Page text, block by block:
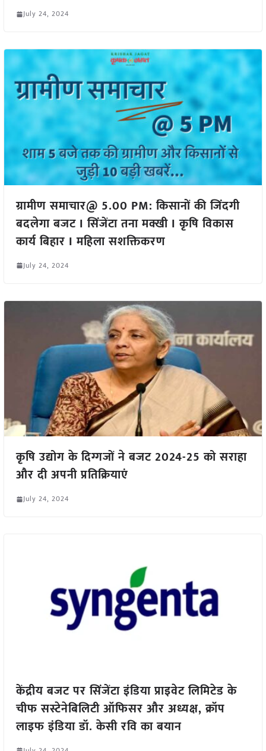
July 24, 2024
ग्रामीण समाचार@ 5.00 PM: किसानों की जिंदगी
बदलेगा बजट I सिंजेंटा तना मक्खी I कृषि विकास
कार्य बिहार I महिला सशक्तिकरण
July 24, 2024
कृषि उद्योग के दिग्गजों ने बजट 2024-25 को सराहा
और दी अपनी प्रतिक्रियाएं
July 24, 2024
केंद्रीय बजट पर सिंजेंटा इंडिया प्राइवेट लिमिटेड के
चीफ सस्टेनेबिलिटी ऑफिसर और अध्यक्ष, क्रॉप
लाइफ इंडिया डॉ. केसी रवि का बयान